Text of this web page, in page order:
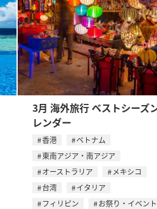
3月 海外旅行 ベストシーズ
レンダー
香港
ベトナム
東南アジア・南アジア
オーストラリア
メキシコ
台湾
イタリア
フィリピン
お祭り・イベント